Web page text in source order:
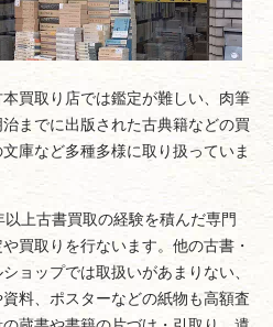
買取り店では鑑定が難しい、肉筆
までに出版された古典籍などの買
庫など多種多様に取り扱っていま
上古書買取の経験を積んだ専門
買取りを行ないます。他の古書・
ョップでは取扱いがあまりない、
料、ポスターなどの紙物も高額査